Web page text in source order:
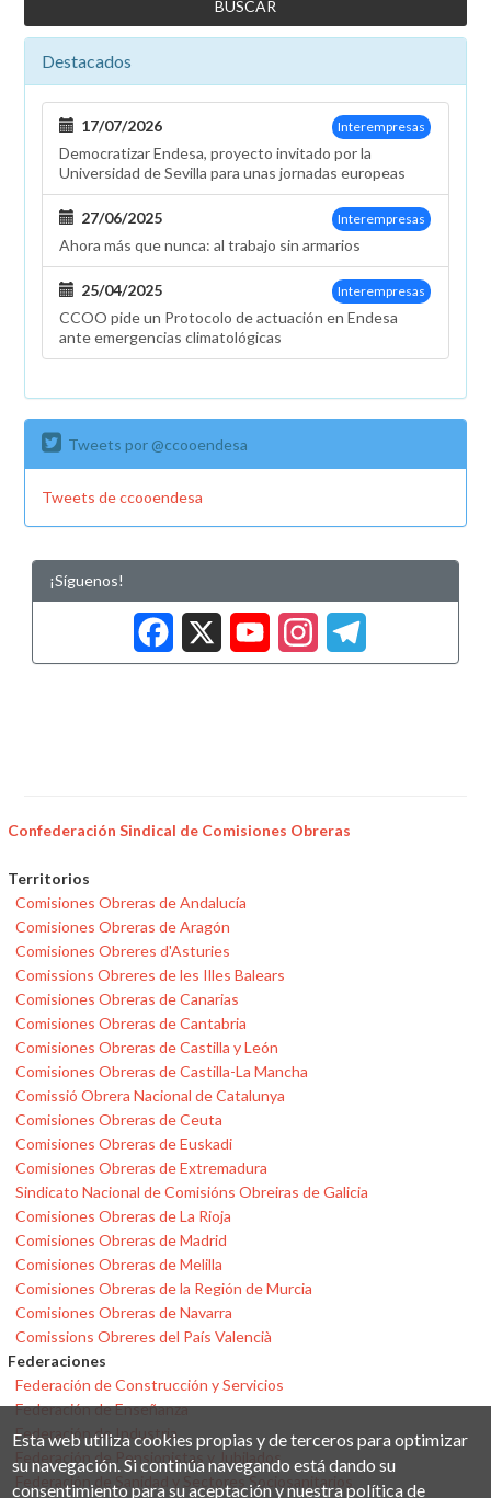
Destacados
Interempresas
17/07/2026
Democratizar Endesa, proyecto invitado por la
Universidad de Sevilla para unas jornadas europeas
Interempresas
27/06/2025
Ahora más que nunca: al trabajo sin armarios
Interempresas
25/04/2025
CCOO pide un Protocolo de actuación en Endesa
ante emergencias climatológicas
Tweets por @ccooendesa
Tweets de ccooendesa
¡Síguenos!
Facebook
X
Confederación Sindical de Comisiones Obreras
Territorios
Comisiones Obreras de Andalucía
Comisiones Obreras de Aragón
Comisiones Obreres d'Asturies
Comissions Obreres de les Illes Balears
Comisiones Obreras de Canarias
Comisiones Obreras de Cantabria
Comisiones Obreras de Castilla y León
Comisiones Obreras de Castilla-La Mancha
Comissió Obrera Nacional de Catalunya
Comisiones Obreras de Ceuta
Comisiones Obreras de Euskadi
Comisiones Obreras de Extremadura
Sindicato Nacional de Comisións Obreiras de Galicia
Comisiones Obreras de La Rioja
Comisiones Obreras de Madrid
Comisiones Obreras de Melilla
Comisiones Obreras de la Región de Murcia
Comisiones Obreras de Navarra
Comissions Obreres del País Valencià
Federaciones
Federación de Construcción y Servicios
Federación de Enseñanza
Federación de Industria
Federación de Pensionistas y Jubilados
Federación de Sanidad y Sectores Sociosanitarios
Esta web utiliza cookies propias y de terceros para optimizar
su navegación. Si continúa navegando está dando su
consentimiento para su aceptación y nuestra política de